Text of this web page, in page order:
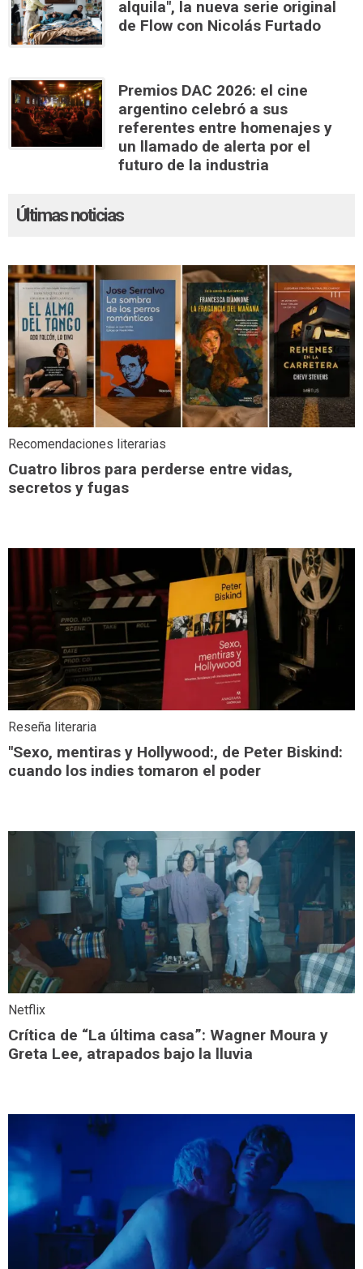
alquila", la nueva serie original
de Flow con Nicolás Furtado
Premios DAC 2026: el cine
argentino celebró a sus
referentes entre homenajes y
un llamado de alerta por el
futuro de la industria
Últimas noticias
Recomendaciones literarias
Cuatro libros para perderse entre vidas,
secretos y fugas
Reseña literaria
"Sexo, mentiras y Hollywood:, de Peter Biskind:
cuando los indies tomaron el poder
Netflix
Crítica de “La última casa”: Wagner Moura y
Greta Lee, atrapados bajo la lluvia